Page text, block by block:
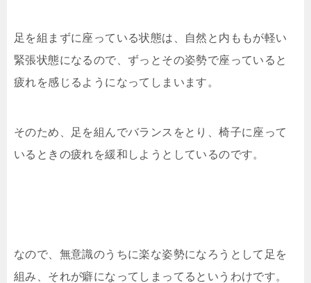
足を組まずに座っている状態は、自然と内ももが軽い
緊張状態になるので、ずっとその姿勢で座っていると
疲れを感じるようになってしまいます。
そのため、足を組んでバランスをとり、椅子に座って
いるときの疲れを緩和しようとしているのです。
なので、無意識のうちに楽な姿勢になろうとして足を
組み、それが癖になってしまってるというわけです。